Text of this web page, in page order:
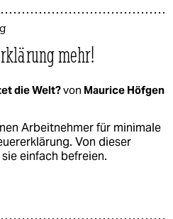
mehr!
die Welt?von Maurice Höfgen
Arbeitnehmer für minimale
Von dieser
einfach befreien.